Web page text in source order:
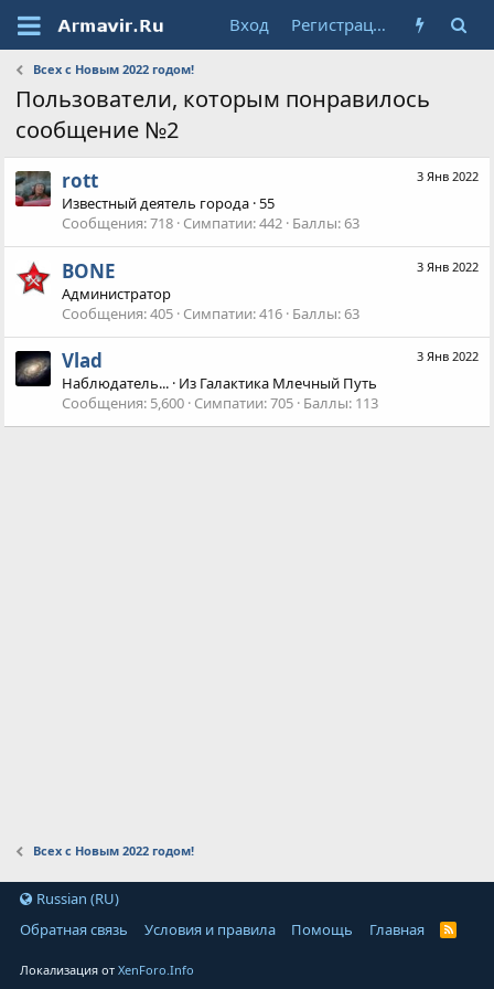
Вход Регистрация
Всех с Новым 2022 годом!
Пользователи, которым понравилось
сообщение №2
3 Янв 2022
rott
Известный деятель города ·55
Сообщения 718 Симпатии 442 Баллы 63
3 Янв 2022
BONE
Администратор
Сообщения 405 Симпатии 416 Баллы 63
3 Янв 2022
Vlad
Наблюдатель... · Из Галактика Млечный Путь
Сообщения 5,600 Симпатии 705 Баллы 113
Всех с Новым 2022 годом!
Russian (RU)
Обратная связь
Условия и правила Помощь Главная
Локализация отXenForo.Info